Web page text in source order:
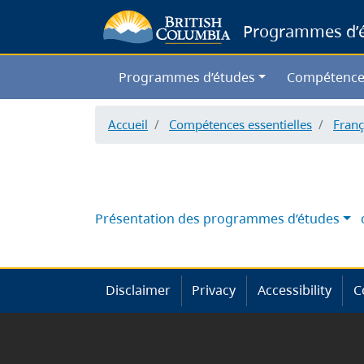
Programmes
Programmes d’études
Accueil Compétences essentielles
Présentation des programmes d’études
Disclaimer Privacy Accessibility